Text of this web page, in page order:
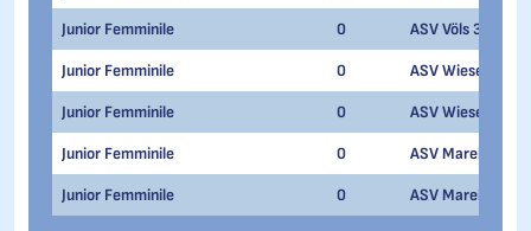
Junior Femminile 0 ASV Völs 3
Junior Femminile 0 ASV Wiesen 1
Junior Femminile 0 ASV Wiesen 2
Junior Femminile 0 ASV Mareit 2
Junior Femminile 0 ASV Mareit 1